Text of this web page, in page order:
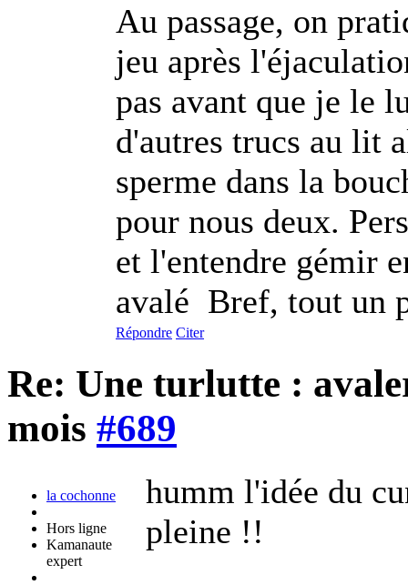
Au passage, on
jeu après
pas avant que je le
d'autres trucs au lit
sperme dans la
pour nous deux.
et l'entendre gémir
avalé Bref, tout un
Répondre Citer
Re: Une turlutte :
mois #689
la cochonne
Hors ligne
Kamanaute
expert
humm l'idée du
pleine !!